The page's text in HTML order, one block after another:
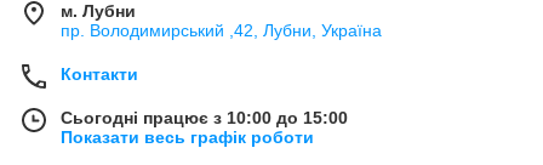
м. Лубни
пр. Володимирський ,42, Лубни, Україна
Контакти
Сьогодні працює з 10:00 до 15:00
Показати весь графік роботи